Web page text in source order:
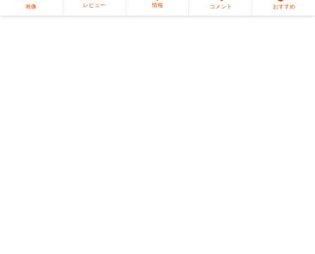
画像 レビュー 情報 コメント おすすめ